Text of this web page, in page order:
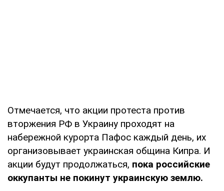
Отмечается, что акции протеста против
вторжения РФ в Украину проходят на
набережной курорта Пафос каждый день, их
организовывает украинская община Кипра. И
акции будут продолжаться, пока российские
оккупанты не покинут украинскую землю.